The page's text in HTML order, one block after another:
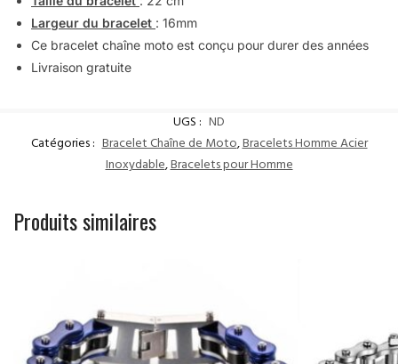
Largeur du bracelet : 16mm
Ce bracelet chaîne moto est conçu pour durer des années
Livraison gratuite
UGS : ND
Catégories : Bracelet Chaîne de Moto,Bracelets Homme Acier
Inoxydable,Bracelets pour Homme
Produits similaires